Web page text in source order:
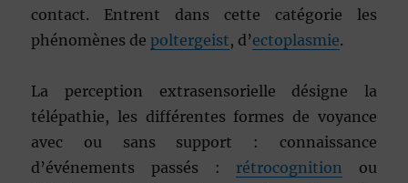
contact. Entrent dans cette catégorie les
phénomènes depoltergeist, d’ectoplasmie.
La perception extrasensorielle désigne la
télépathie, les différentes formes de voyance
avec ou sans support : connaissance
d’événements passés : rétrocognition ou